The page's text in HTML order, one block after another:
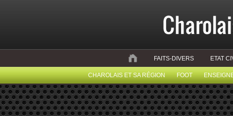
FAITS-DIVERS ETAT
CHAROLAIS ET SA RÉGION FOOT